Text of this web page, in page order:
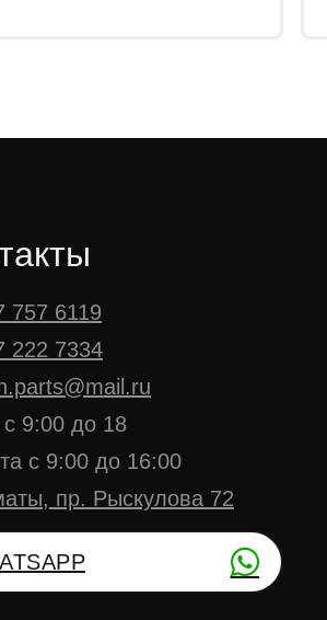
757 6119
222 7334
9:00 до 18
с 9:00 до 16:00
пр. Рыскулова 72